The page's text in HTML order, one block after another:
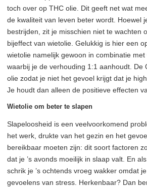
toch over op THC olie. Dit geeft net wat
de kwaliteit van leven beter wordt. Hoewel
bestrijden, zit je misschien niet te wachten
bijeffect van wietolie. Gelukkig is hier een
wietolie namelijk gewoon in combinatie met
waarbij je de verhouding 1:1 aanhoudt. De
olie zodat je niet het gevoel krijgt dat je
Je houdt dan alleen de positieve effecten
Wietolie om beter te slapen
Slapeloosheid is een veelvoorkomend
het werk, drukte van het gezin en het
bereikbaar moeten zijn: dit soort factoren
dat je ’s avonds moeilijk in slaap valt. En
schrik je ’s ochtends vroeg wakker omdat
gevoelens van stress. Herkenbaar? Dan